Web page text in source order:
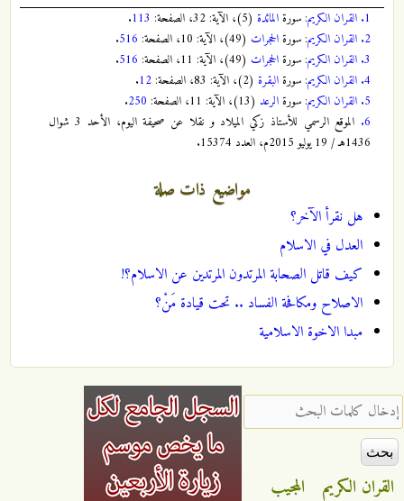
1. القران الكريم: سورةالمائدة (5)، الآية: 32، الصفحة: 113
.
2. القران الكريم: سورةالحجرات (49)، الآية: 10، الصفحة: 516
.
3. القران الكريم: سورةالحجرات (49)، الآية: 11، الصفحة: 516
.
4. القران الكريم: سورةالبقرة (2)، الآية: 83، الصفحة: 12
.
5. القران الكريم: سورةالرعد (13)، الآية: 11، الصفحة: 250
.
6.
الموقع الرسمي للأستاذ زكي الميلاد و نقلا عن صحيفة اليوم، الأحد 3 شوال
1436هـ / 19 يوليو 2015م، العدد 15374.
مواضيع ذات صلة
هل نقرأ الآخر؟
العدل في الاسلام
كيف قاتل الصحابة المرتدون المرتدين عن الاسلام؟!
الاصلاح ومكافحة الفساد .. تحت قيادة مَنْ؟
مبدا الاخوة الاسلامية
‏إدخال كلمات البحث ‏
القران الكريم المجيب